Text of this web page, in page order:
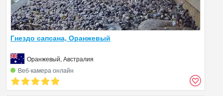
Гнездо сапсана, Оранжевый
Оранжевый, Австралия
Веб‑камера онлайн